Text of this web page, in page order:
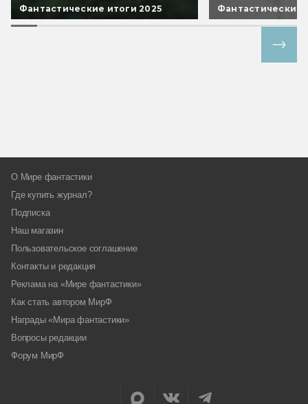
Фантастические итоги 2025 Фантастические
О Мире фантастики
Где купить журнал?
Подписка
Наш магазин
Пользовательское соглашение
Контакты и редакция
Реклама на «Мире фантастики»
Как стать автором МирФ
Награды «Мира фантастики»
Вопросы редакции
Форум МирФ